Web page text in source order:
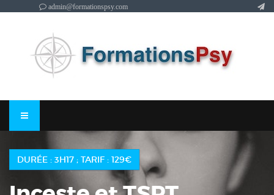
admin@formationspsy.com
DURÉE : 3H17 ; TARIF : 129€